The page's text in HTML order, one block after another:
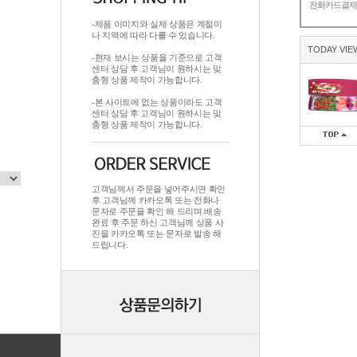
전화카드결제
TODAY
-제품 이미지와 실제 상품은 계절이
나 지역에 따라 다를 수 있습니다.
-현재 보시는 상품을 기준으로 고객
센터 상담 후 고객님이 원하시는 맞
춤형 상품 제작이 가능합니다.
-본 사이트에 없는 상품이라도 고객
센터 상담 후 고객님이 원하시는 맞
춤형 상품 제작이 가능합니다.
고객님께서 주문을 넣어주시면 확인
후 고객님께 카카오톡 또는 전화나
문자로 주문을 확인 해 드리며.배송
완료 후 주문 하신 고객님께 상품 사
진을 카카오톡 또는 문자로 발송 해
드립니다.